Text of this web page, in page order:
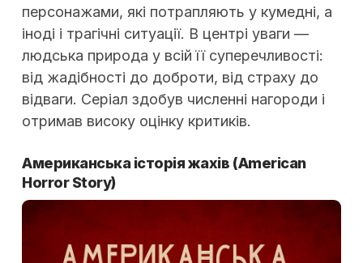
персонажами, які потрапляють у кумедні, а
іноді і трагічні ситуації. В центрі уваги —
людська природа у всій її суперечливості:
від жадібності до доброти, від страху до
відваги. Серіал здобув численні нагороди і
отримав високу оцінку критиків.
Американська історія жахів (American
Horror Story)